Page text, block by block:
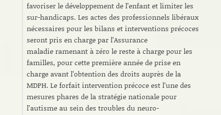
favoriser le développement de l’enfant et limiter les
sur-handicaps. Les actes des professionnels libéraux
nécessaires pour les bilans et interventions précoces
seront pris en charge par l’Assurance
maladie ramenant à zéro le reste à charge pour les
familles, pour cette première année de prise en
charge avant l’obtention des droits auprès de la
MDPH. Le forfait intervention précoce est l’une des
mesures phares de la stratégie nationale pour
l’autisme au sein des troubles du neuro-